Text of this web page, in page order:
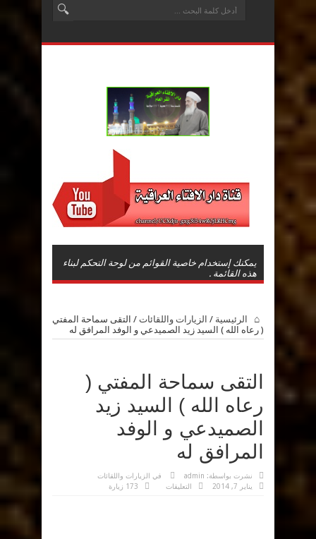
يمكنك إستخدام خاصية القوائم من لوحة التحكم لبناء
هذه القائمة .
الرئيسية / الزيارات واللقائات / التقى سماحة المفتي
( رعاه الله ) السيد زيد الصميدعي و الوفد المرافق له
التقى سماحة المفتي (
رعاه الله ) السيد زيد
الصميدعي و الوفد
المرافق له
نشرت بواسطة: admin في الزيارات واللقائات
يناير 7, 2014
التعليقات 173 زيارة